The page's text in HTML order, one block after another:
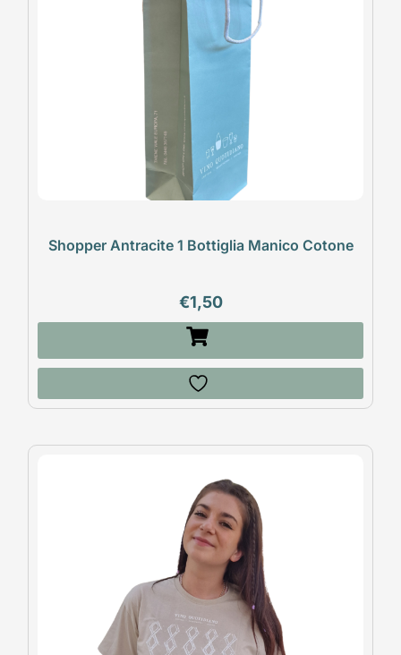
Shopper Antracite 1 Bottiglia Manico Cotone
€1,50